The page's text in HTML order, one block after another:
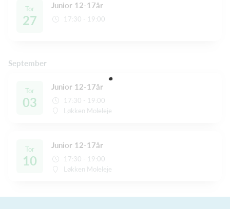
Tor
27
Junior 12-17år
17:30 - 19:00
September
Tor
03
Junior 12-17år
17:30 - 19:00
Løkken Moleleje
Tor
10
Junior 12-17år
17:30 - 19:00
Løkken Moleleje